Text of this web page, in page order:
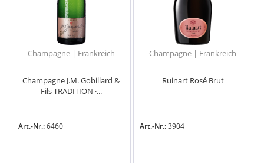
Champagne | Frankreich
Champagne J.M. Gobillard &
Fils TRADITION ·...
Art.-Nr.:6460
Champagne | Frankreich
Ruinart Rosé Brut
Art.-Nr.:3904